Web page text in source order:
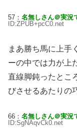
57： 名無しさん＠実況
ID:ZPUB+pcC0.net
まあ勝ち馬に上手
ーの中では力が上
直線脚鈍ったとこ
びさせるあたりの
66： 名無しさん＠実況
ID:SgNAqvCk0.net